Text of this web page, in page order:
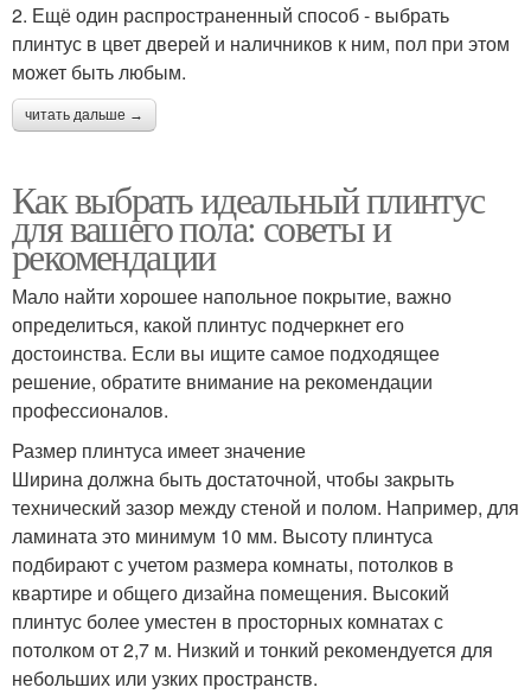
2. Ещё один распространенный способ - выбрать
плинтус в цвет дверей и наличников к ним, пол при этом
может быть любым.
читать дальше →
Как выбрать идеальный плинтус
для вашего пола: советы и
рекомендации
Мало найти хорошее напольное покрытие, важно
определиться, какой плинтус подчеркнет его
достоинства. Если вы ищите самое подходящее
решение, обратите внимание на рекомендации
профессионалов.
Размер плинтуса имеет значение
Ширина должна быть достаточной, чтобы закрыть
технический зазор между стеной и полом. Например, для
ламината это минимум 10 мм. Высоту плинтуса
подбирают с учетом размера комнаты, потолков в
квартире и общего дизайна помещения. Высокий
плинтус более уместен в просторных комнатах с
потолком от 2,7 м. Низкий и тонкий рекомендуется для
небольших или узких пространств.